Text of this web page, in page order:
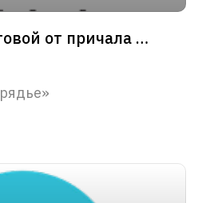
Маршрут №4 Круговой от причала «Зарядье»